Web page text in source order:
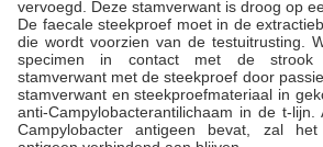
vervoegd. Deze stamverwant is droog op
De faecale steekproef moet in de
die wordt voorzien van de testuitrusting.
specimen in contact met de strook
stamverwant met de steekproef door
stamverwant en steekproefmateriaal in
anti-Campylobacterantilichaam in de t-
Campylobacter antigeen bevat, zal het